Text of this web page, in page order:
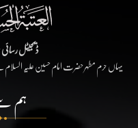
ڈیجیٹل
یہاں حرم مطہر حضرت امام حسین علیہ
ہم